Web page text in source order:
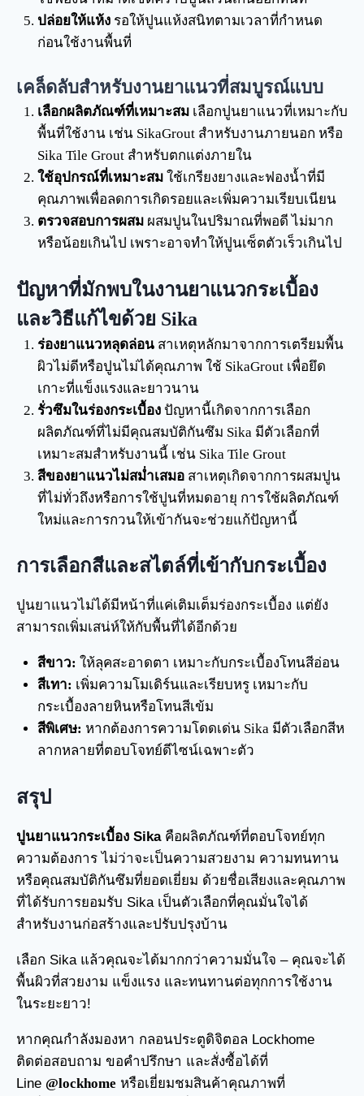
ปล่อยให้แห้ง รอให้ปูนแห้งสนิทตามเวลาที่กำหนด
ก่อนใช้งานพื้นที่
เคล็ดลับสำหรับงานยาแนวที่สมบูรณ์แบบ
เลือกผลิตภัณฑ์ที่เหมาะสม เลือกปูนยาแนวที่เหมาะกับ
พื้นที่ใช้งาน เช่น SikaGrout สำหรับงานภายนอก หรือ
Sika Tile Grout สำหรับตกแต่งภายใน
ใช้อุปกรณ์ที่เหมาะสม ใช้เกรียงยางและฟองน้ำที่มี
คุณภาพเพื่อลดการเกิดรอยและเพิ่มความเรียบเนียน
ตรวจสอบการผสม ผสมปูนในปริมาณที่พอดี ไม่มาก
หรือน้อยเกินไป เพราะอาจทำให้ปูนเซ็ตตัวเร็วเกินไป
ปัญหาที่มักพบในงานยาแนวกระเบื้อง
และวิธีแก้ไขด้วย Sika
ร่องยาแนวหลุดล่อน สาเหตุหลักมาจากการเตรียมพื้น
ผิวไม่ดีหรือปูนไม่ได้คุณภาพ ใช้ SikaGrout เพื่อยึด
เกาะที่แข็งแรงและยาวนาน
รั่วซึมในร่องกระเบื้อง ปัญหานี้เกิดจากการเลือก
ผลิตภัณฑ์ที่ไม่มีคุณสมบัติกันซึม Sika มีตัวเลือกที่
เหมาะสมสำหรับงานนี้ เช่น Sika Tile Grout
สีของยาแนวไม่สม่ำเสมอ สาเหตุเกิดจากการผสมปูน
ที่ไม่ทั่วถึงหรือการใช้ปูนที่หมดอายุ การใช้ผลิตภัณฑ์
ใหม่และการกวนให้เข้ากันจะช่วยแก้ปัญหานี้
การเลือกสีและสไตล์ที่เข้ากับกระเบื้อง
ปูนยาแนวไม่ได้มีหน้าที่แค่เติมเต็มร่องกระเบื้อง แต่ยัง
สามารถเพิ่มเสน่ห์ให้กับพื้นที่ได้อีกด้วย
สีขาว: ให้ลุคสะอาดตา เหมาะกับกระเบื้องโทนสีอ่อน
สีเทา: เพิ่มความโมเดิร์นและเรียบหรู เหมาะกับ
กระเบื้องลายหินหรือโทนสีเข้ม
สีพิเศษ: หากต้องการความโดดเด่น Sika มีตัวเลือกสีห
ลากหลายที่ตอบโจทย์ดีไซน์เฉพาะตัว
สรุป
ปูนยาแนวกระเบื้อง Sikaคือผลิตภัณฑ์ที่ตอบโจทย์ทุก
ความต้องการ ไม่ว่าจะเป็นความสวยงาม ความทนทาน
หรือคุณสมบัติกันซึมที่ยอดเยี่ยม ด้วยชื่อเสียงและคุณภาพ
ที่ได้รับการยอมรับ Sika เป็นตัวเลือกที่คุณมั่นใจได้
สำหรับงานก่อสร้างและปรับปรุงบ้าน
เลือก Sika แล้วคุณจะได้มากกว่าความมั่นใจ – คุณจะได้
พื้นผิวที่สวยงาม แข็งแรง และทนทานต่อทุกการใช้งาน
ในระยะยาว!
หากคุณกำลังมองหา กลอนประตูดิจิตอล Lockhome
ติดต่อสอบถาม ขอคำปรึกษา และสั่งซื้อได้ที่
Line @lockhome หรือเยี่ยมชมสินค้าคุณภาพที่